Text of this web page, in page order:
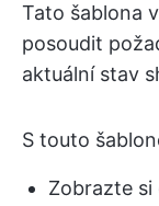
Tato šablona
posoudit
aktuální stav
S touto
Zobrazte si